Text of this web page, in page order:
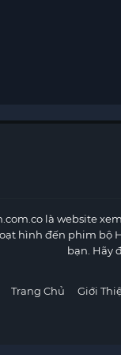
là website
hình đến phim bộ
bạn. Hãy
Trang Chủ Giới